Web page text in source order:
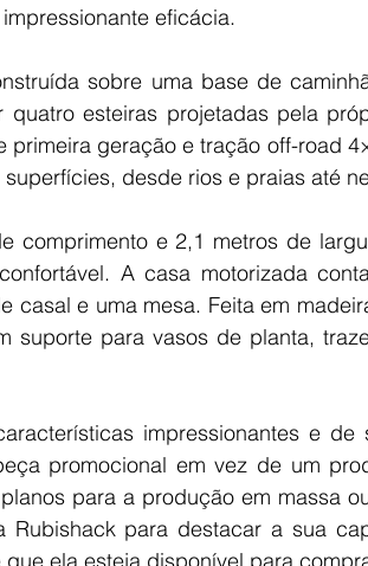
eficácia.
sobre uma base de
quatro esteiras projetadas pela
primeira geração e tração off-road
desde rios e praias até
comprimento e 2,1 metros de
A casa motorizada
casal e uma mesa. Feita em
suporte para vasos de planta,
impressionantes e
promocional em vez de um
para a produção em massa
Rubishack para destacar a sua
ela esteja disponível para